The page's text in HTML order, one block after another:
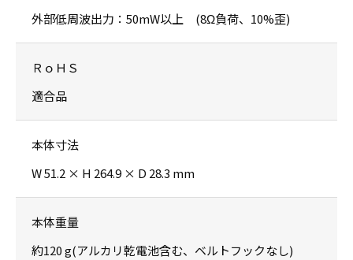
外部低周波出力：50mW以上 (8Ω負荷、10%歪)
ＲｏＨＳ
適合品
本体寸法
W 51.2 × H 264.9 × D 28.3 mm
本体重量
約120 g(アルカリ乾電池含む、ベルトフックなし)